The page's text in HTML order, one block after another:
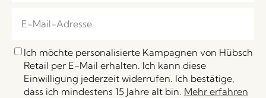
Ich möchte personalisierte Kampagnen von Hübsch
Retail per E-Mail erhalten. Ich kann diese
Einwilligung jederzeit widerrufen. Ich bestätige,
dass ich mindestens 15 Jahre alt bin. Mehr erfahren